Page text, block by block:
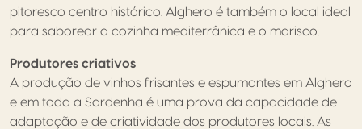
pitoresco centro histórico. Alghero é também o local ideal
para saborear a cozinha mediterrânica e o marisco.
Produtores criativos
A produção de vinhos frisantes e espumantes em Alghero
e em toda a Sardenha é uma prova da capacidade de
adaptação e de criatividade dos produtores locais. As